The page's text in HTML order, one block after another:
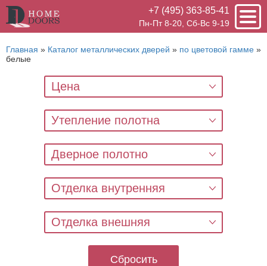
+7 (495) 363-85-41
Пн-Пт 8-20, Сб-Вс 9-19
Главная » Каталог металлических дверей » по цветовой гамме »
белые
Цена
Утепление полотна
Дверное полотно
Отделка внутренняя
Отделка внешняя
Сбросить